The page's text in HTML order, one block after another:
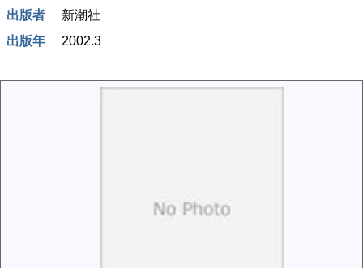
出版者
新潮社
出版年
2002.3